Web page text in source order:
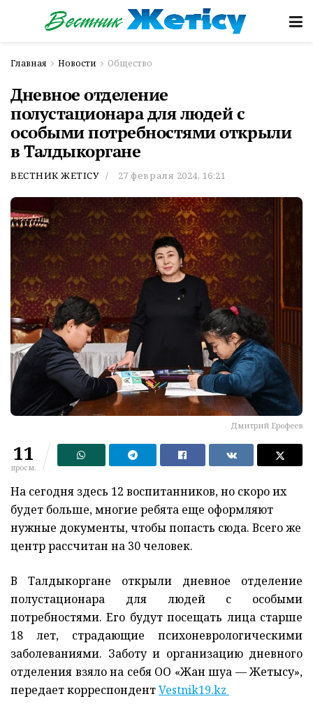
Главная Новости Общество
Дневное отделение
полустационара для людей с
особыми потребностями открыли
в Талдыкоргане
ВЕСТНИК ЖЕТІСУ 27 февраля 2024, 16:21
Дмитрий Ерофеев
11
просм.
На сегодня здесь 12 воспитанников, но скоро их
будет больше, многие ребята еще оформляют
нужные документы, чтобы попасть сюда. Всего же
центр рассчитан на 30 человек.
В Талдыкоргане открыли дневное отделение
полустационара для людей с особыми
потребностями. Его будут посещать лица старше
18 лет, страдающие психоневрологическими
заболеваниями. Заботу и организацию дневного
отделения взяло на себя ОО «Жан шуақ — Жетысу»,
передает корреспондентVestnik19.kz